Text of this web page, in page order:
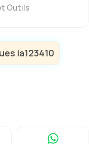
Outils
ia123410